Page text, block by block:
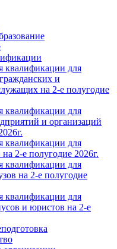
для
и
на 2-е полугодие
для
и организаций
для
2-е полугодие 2026г.
для
на 2-е полугодие
для
и юристов на 2-е